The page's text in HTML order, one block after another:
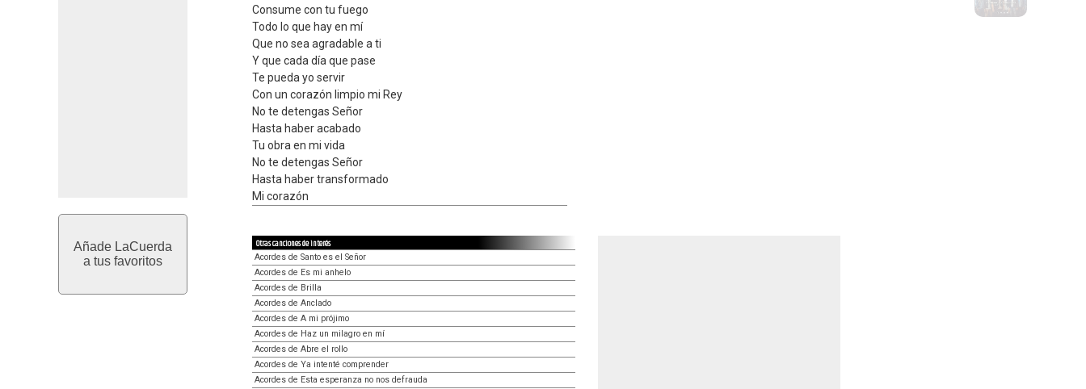
Añade LaCuerda
a tus favoritos
Consume con tu fuego
Todo lo que hay en mí
Que no sea agradable a ti
Y que cada día que pase
Te pueda yo servir
Con un corazón limpio mi Rey
No te detengas Señor
Hasta haber acabado
Tu obra en mi vida
No te detengas Señor
Hasta haber transformado
Mi corazón
Otras canciones de interés
Acordes de Santo es el Señor
Acordes de Es mi anhelo
Acordes de Brilla
Acordes de Anclado
Acordes de A mi prójimo
Acordes de Haz un milagro en mí
Acordes de Abre el rollo
Acordes de Ya intenté comprender
Acordes de Esta esperanza no nos defrauda